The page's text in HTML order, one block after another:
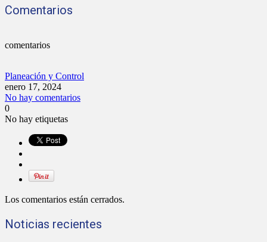
Comentarios
comentarios
Planeación y Control
enero 17, 2024
No hay comentarios
0
No hay etiquetas
Los comentarios están cerrados.
Noticias recientes